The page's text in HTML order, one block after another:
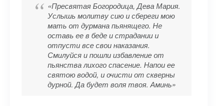
«Пресвятая Богородица, Дева Мария.
Услышь молитву сию и сбереги мою
мать от дурмана пьянящего. Не
оставь ее в беде и страдании и
отпусти все свои наказания.
Смилуйся и пошли избавление от
пьянства лихого спасение. Напои ее
святою водой, и очисти от скверны
дурной. Да будет воля твоя. Аминь»